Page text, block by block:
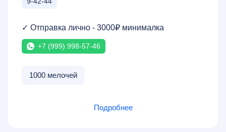
✓ Отправка лично - 3000₽ минималка
+7 (999) 998-57-46
1000 мелочей
Подробнее